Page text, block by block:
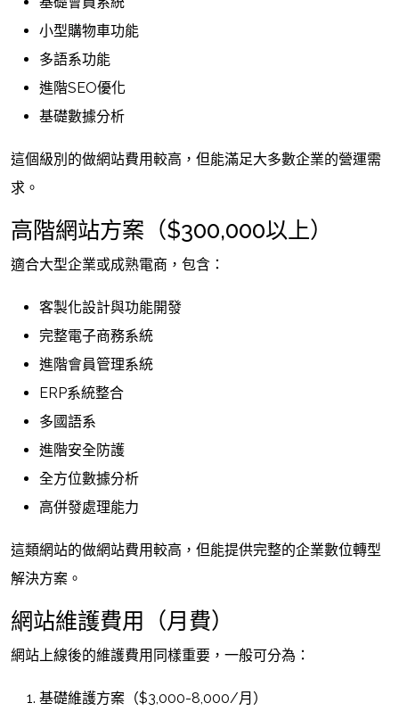
小型購物車功能
多語系功能
進階SEO優化
基礎數據分析
這個級別的做網站費用較高，但能滿足大多數企業的營運需
求。
高階網站方案（$300,000以上）
適合大型企業或成熟電商，包含：
客製化設計與功能開發
完整電子商務系統
進階會員管理系統
ERP系統整合
多國語系
進階安全防護
全方位數據分析
高併發處理能力
這類網站的做網站費用較高，但能提供完整的企業數位轉型
解決方案。
網站維護費用（月費）
網站上線後的維護費用同樣重要，一般可分為：
基礎維護方案（$3,000-8,000/月）